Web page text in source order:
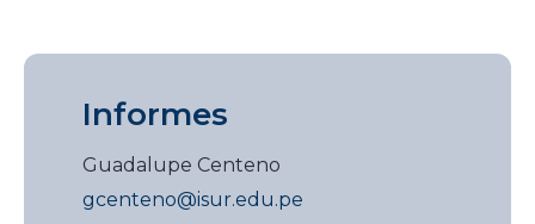
Informes
Guadalupe Centeno
gcenteno@isur.edu.pe